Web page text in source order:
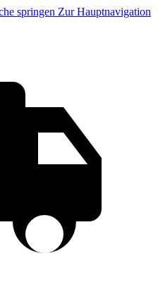
springen Zur Hauptnavigation